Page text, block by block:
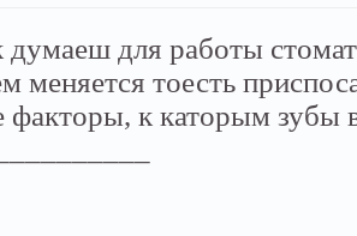
думаеш для работы
меняется тоесть
факторы, к каторым зубы